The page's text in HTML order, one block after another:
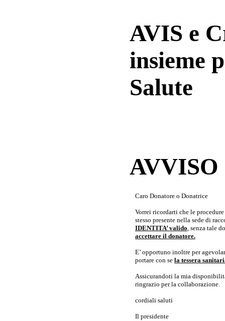
AVIS e
insieme
Salute
Caro Donatore o Donatrice
Vorrei ricordarti che le
stesso presente nella sede di
IDENTITA’ valido, senza tale
accettare il donatore.
E’ opportuno inoltre per
portare con se la tessera
Assicurandoti la mia
ringrazio per la collaborazione.
cordiali saluti
Il presidente